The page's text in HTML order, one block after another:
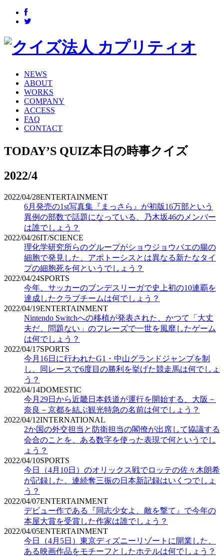
NEWS
ABOUT
WORKS
COMPANY
ACCESS
FAQ
CONTACT
TODAY’S QUIZ本日の時事クイズ
2022/4
2022/04/28ENTERTAINMENT
6月発売の1st写真集『まっさら』が初版16万部という
異例の部数で話題になっている、乃木坂46のメンバー
は誰でしょう？
2022/04/26IT/SCIENCE
理化学研究所らのグループがショウジョウバエの腸の
細胞で発見した、アポトーシスとは異なる新たなタイ
プの細胞死を何というでしょう？
2022/04/24SPORTS
今年、サッカーのブンデスリーガで史上初の10連覇を
達成したクラブチームは何でしょう？
2022/04/19ENTERTAINMENT
Nintendo Switchへの移植が発表された、かつて「大丈
夫だ、問題ない」のフレーズで一世を風靡したゲーム
は何でしょう？
2022/04/17SPORTS
今月16日に行われたG1・中山グランドジャンプを制
し、同レースで6度目の勝利を挙げた競走馬は何でしょ
う？
2022/04/14DOMESTIC
今月29日から近畿日本鉄道が運行を開始する、大阪－
奈良－京都を結ぶ観光特急の名前は何でしょう？
2022/04/12INTERNATIONAL
2か国の外交担当と防衛担当の閣僚が出席して協議する
会合のことを、ある数字を使った表現で何というでし
ょう？
2022/04/10SPORTS
今日（4月10日）のオリックス戦でロッテの佐々木朗希
が記録した、連続奪三振の日本新記録はいくつでしょ
う？
2022/04/07ENTERTAINMENT
デビュー作である『同志少女よ、敵を撃て』で今年の
本屋大賞を受賞した作家は誰でしょう？
2022/04/05ENTERTAINMENT
今日（4月5日）東京ディズニーリゾートに開業した、
ある映画作品をモチーフとしたホテルは何でしょう？